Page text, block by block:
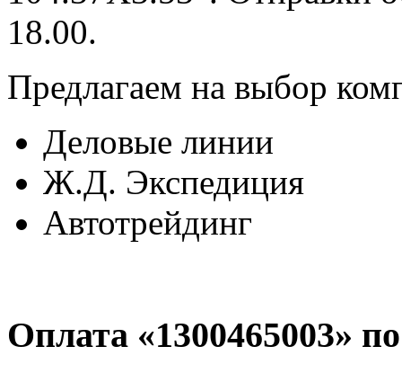
18.00.
Предлагаем на выбор
Деловые линии
Ж.Д. Экспедиция
Автотрейдинг
Оплата «1300465003»